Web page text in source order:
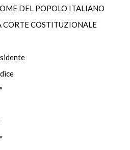
DEL POPOLO ITALIANO
CORTE COSTITUZIONALE